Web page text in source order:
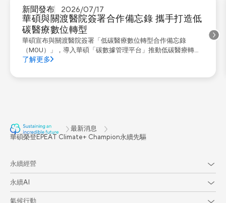
新聞發布 2026/07/17
華碩與關渡醫院簽署合作備忘錄 攜手打造低
碳醫療數位轉型
華碩宣布與關渡醫院簽署「低碳醫療數位轉型合作備忘錄
（MOU）」，導入華碩「碳數據管理平台」推動低碳醫療轉
型，象徵華碩將多年永續管理實務、碳數據治理經驗及 AI 技術
要實踐。 華碩共同執行長胡書賓表示，華碩長期投入永續發展
了解更多
最新消息
華碩榮登EPEAT Climate+ Champion永續先驅
永續經營
永續AI
氣候行動